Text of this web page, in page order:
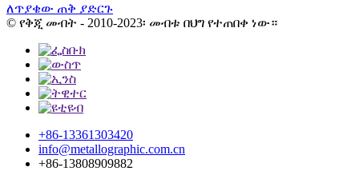
ለጥያቄው ጠቅ ያድርጉ
© የቅጂ መብት - 2010-2023፡ መብቱ በህግ የተጠበቀ ነው።
+86-13361303420
info@metallographic.com.cn
+86-13808909882